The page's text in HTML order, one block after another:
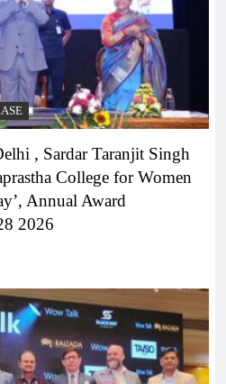
, Sardar Taranjit Singh
College for Women
Annual Award
2026